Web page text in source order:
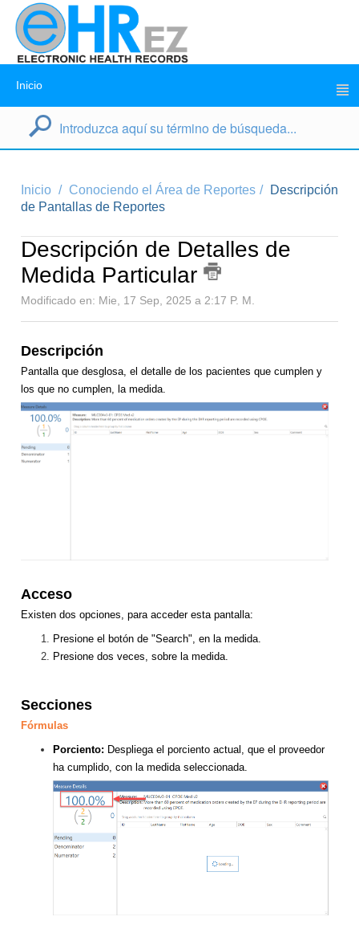
Inicio
Inicio Conociendo el Área de Reportes
Descripción
de Pantallas de Reportes
Descripción de Detalles de
Medida Particular
Modificado en: Mie, 17 Sep, 2025 a 2:17 P. M.
Descripción
Pantalla que desglosa, el detalle de los pacientes que cumplen y
los que no cumplen, la medida.
Acceso
Existen dos opciones, para acceder esta pantalla:
Presione el botón de "Search", en la medida.
Presione dos veces, sobre la medida.
Secciones
Fórmulas
Porciento: Despliega el porciento actual, que el proveedor
ha cumplido, con la medida seleccionada.